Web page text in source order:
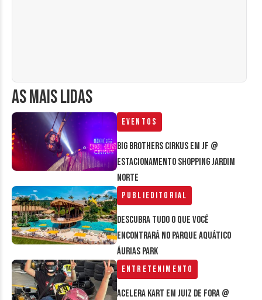
AS MAIS LIDAS
Eventos
Big Brothers Cirkus em JF @
estacionamento Shopping Jardim
Norte
Publieditorial
Descubra tudo o que você
encontrará no parque aquático
Áurias Park
Entretenimento
Acelera Kart em Juiz de Fora @